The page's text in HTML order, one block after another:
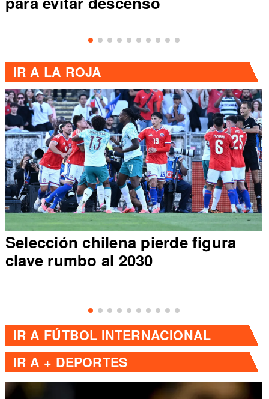
IR A LA ROJA
Selección chilena pierde figura
clave rumbo al 2030
IR A FÚTBOL INTERNACIONAL
IR A + DEPORTES